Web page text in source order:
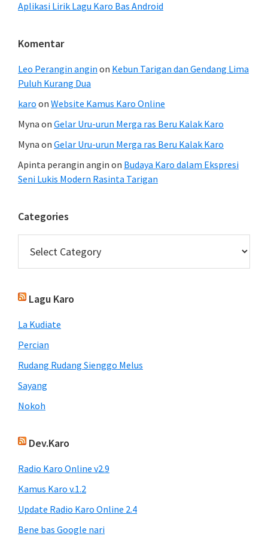
Aplikasi Lirik Lagu Karo Bas Android
Komentar
Leo Perangin angin on Kebun Tarigan dan Gendang Lima
Puluh Kurang Dua
karo on Website Kamus Karo Online
Myna on Gelar Uru-urun Merga ras Beru Kalak Karo
Myna on Gelar Uru-urun Merga ras Beru Kalak Karo
Apinta perangin angin on Budaya Karo dalam Ekspresi
Seni Lukis Modern Rasinta Tarigan
Categories
Lagu Karo
La Kudiate
Percian
Rudang Rudang Sienggo Melus
Sayang
Nokoh
Dev.Karo
Radio Karo Online v2.9
Kamus Karo v.1.2
Update Radio Karo Online 2.4
Bene bas Google nari